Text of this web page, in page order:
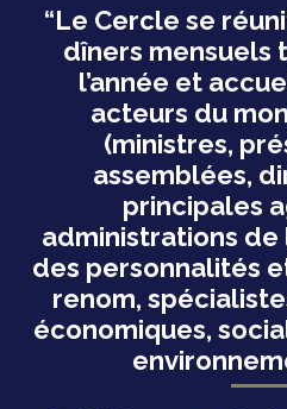
“Le Cercle se
dîners mensuels
l’année et
acteurs du
(ministres,
assemblées,
principales
administrations de
des personnalités
renom,
économiques,